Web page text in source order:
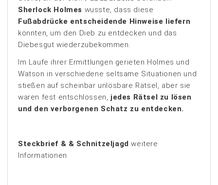
Sherlock Holmes wusste, dass diese
Fußabdrücke entscheidende Hinweise liefern
könnten, um den Dieb zu entdecken und das
Diebesgut wiederzubekommen.
Im Laufe ihrer Ermittlungen gerieten Holmes und
Watson in verschiedene seltsame Situationen und
stießen auf scheinbar unlösbare Rätsel, aber sie
waren fest entschlossen, jedes Rätsel zu lösen
und den verborgenen Schatz zu entdecken.
Steckbrief & & Schnitzeljagd weitere
Informationen